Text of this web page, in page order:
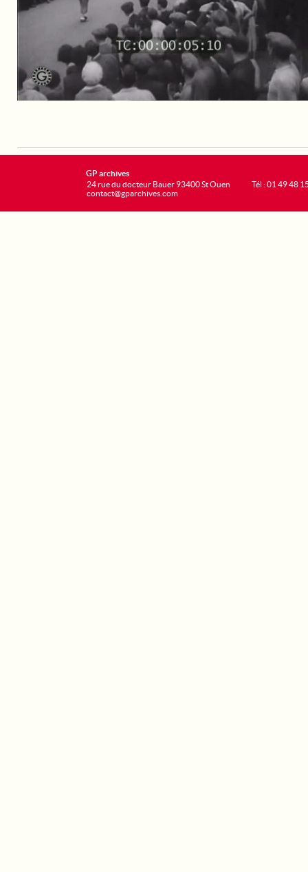
GP archives
24 rue du docteur Bauer 93400 St Ouen
contact@gparchives.com
Tél : 01 49 48